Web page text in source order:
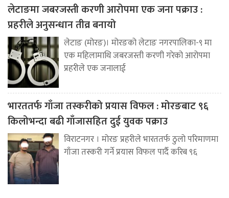
लेटाङमा जबरजस्ती करणी आरोपमा एक जना पक्राउ :
प्रहरीले अनुसन्धान तीव्र बनायो
लेटाङ (मोरङ)। मोरङको लेटाङ नगरपालिका-९ मा
एक महिलामाथि जबरजस्ती करणी गरेको आरोपमा
प्रहरीले एक जनालाई
भारततर्फ गाँजा तस्करीको प्रयास विफल : मोरङबाट ९६
किलोभन्दा बढी गाँजासहित दुई युवक पक्राउ
विराटनगर । मोरङ प्रहरीले भारततर्फ ठुलो परिमाणमा
गाँजा तस्करी गर्ने प्रयास विफल पार्दै करिब ९६